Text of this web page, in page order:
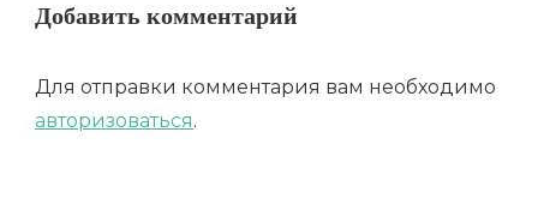
Добавить комментарий
Для отправки комментария вам необходимо
авторизоваться.